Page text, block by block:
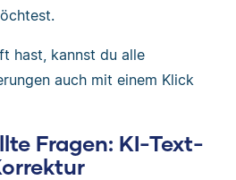
hast, kannst du alle
auch mit einem Klick
Fragen: KI-Text-